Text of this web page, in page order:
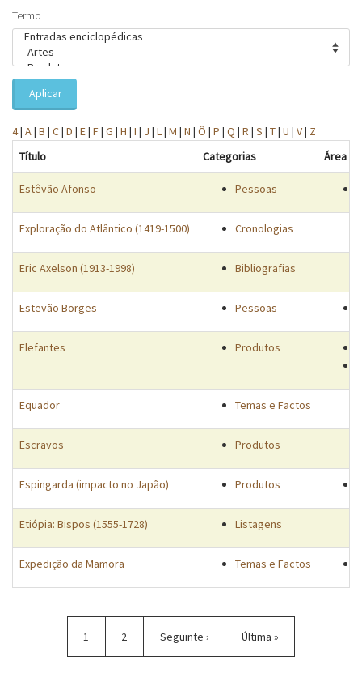
Termo
Aplicar
4| A| B | C| D | E| F| G | H | I | J | L| M | N | Ô | P | Q | R | S | T| U | V| Z
Título
Categorias Área
Estêvão Afonso Pessoas
Exploração do Atlântico (1419-1500) Cronologias
Eric Axelson (1913-1998) Bibliografias
Estevão Borges Pessoas
Elefantes Produtos
Equador Temas e Factos
Escravos Produtos
Espingarda (impacto no Japão) Produtos
Etiópia: Bispos (1555-1728) Listagens
Expedição da Mamora Temas e Factos
Paginação
Página
atual
1 Página
2
Próxima
página
Seguinte ›
Última
página
Última »